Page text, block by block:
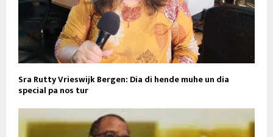
Sra Rutty Vrieswijk Bergen: Dia di hende muhe un dia
special pa nos tur